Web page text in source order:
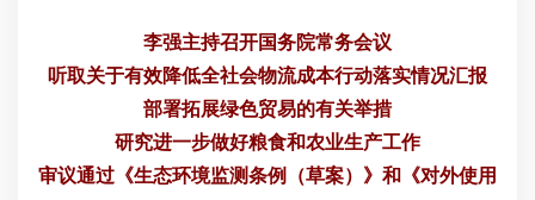
李强主持召开国务院常务会议
听取关于有效降低全社会物流成本行动落实情况汇报
部署拓展绿色贸易的有关举措
研究进一步做好粮食和农业生产工作
审议通过《生态环境监测条例（草案）》和《对外使用